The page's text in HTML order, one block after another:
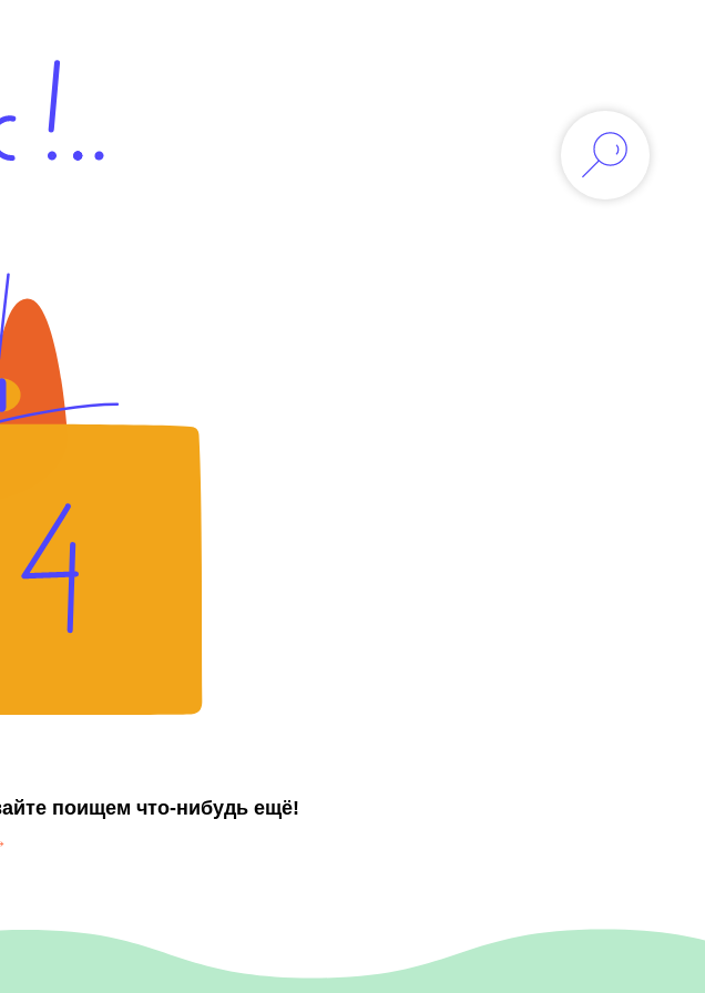
поищем что-нибудь ещё!